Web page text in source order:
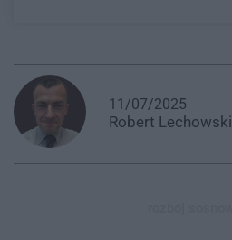
11/07/2025
Robert Lechowski